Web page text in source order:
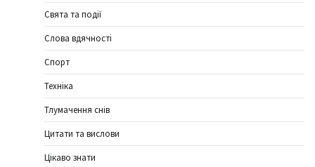
Свята та події
Слова вдячності
Спорт
Техніка
Тлумачення снів
Цитати та вислови
Цікаво знати